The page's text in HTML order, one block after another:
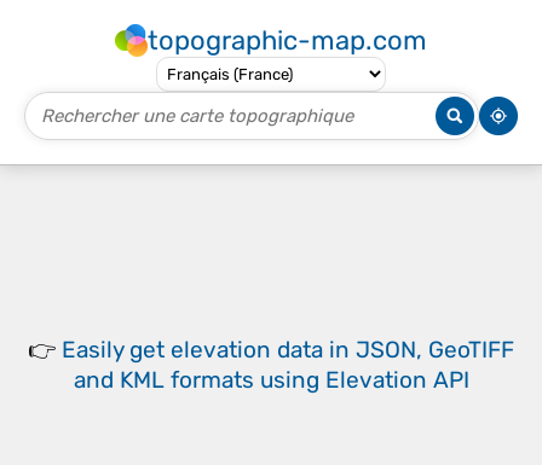
topographic-map.com
👉 Easily get elevation data in JSON, GeoTIFF
and KML formats using Elevation API